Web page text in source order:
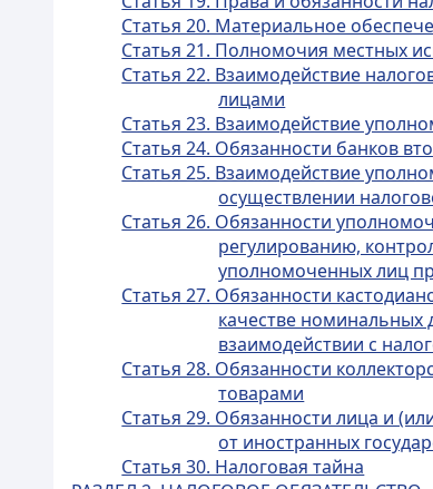
Статья 20. Материальное
Статья 21. Полномочия местных
Статья 22. Взаимодействие
лицами
Статья 23. Взаимодействие
Статья 24. Обязанности банков
Статья 25. Взаимодействие
осуществлении
Статья 26. Обязанности
регулированию,
уполномоченных лиц
Статья 27. Обязанности
качестве
взаимодействии с
Статья 28. Обязанности
товарами
Статья 29. Обязанности лица и
от иностранных
Статья 30. Налоговая тайна